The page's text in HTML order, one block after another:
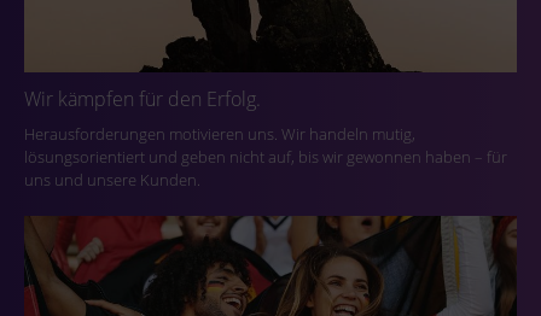
Wir kämpfen für den Erfolg.
Herausforderungen motivieren uns. Wir handeln mutig,
lösungsorientiert und geben nicht auf, bis wir gewonnen haben – für
uns und unsere Kunden.